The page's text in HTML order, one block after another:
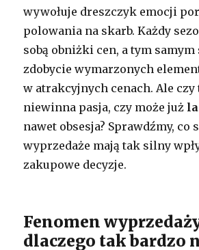
wywołuje dreszczyk emocji
polowania na skarb. Każdy
sobą obniżki cen, a tym samym
zdobycie wymarzonych
w atrakcyjnych cenach. Ale
niewinna pasja, czy może już
nawet obsesja? Sprawdźmy, co
wyprzedaże mają tak silny
zakupowe decyzje.
Fenomen
dlaczego tak bardzo